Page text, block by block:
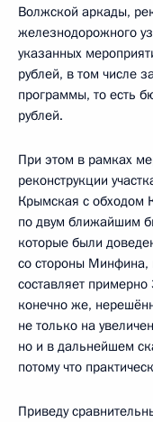
Волжской аркады,
железнодорожного
указанных
рублей, в том числе
программы, то есть
рублей.
При этом в рамках
реконструкции
Крымская с обходом
по двум ближайшим
которые были
со стороны Минфина,
составляет
конечно же,
не только на
но и в дальнейшем
потому что
Приведу